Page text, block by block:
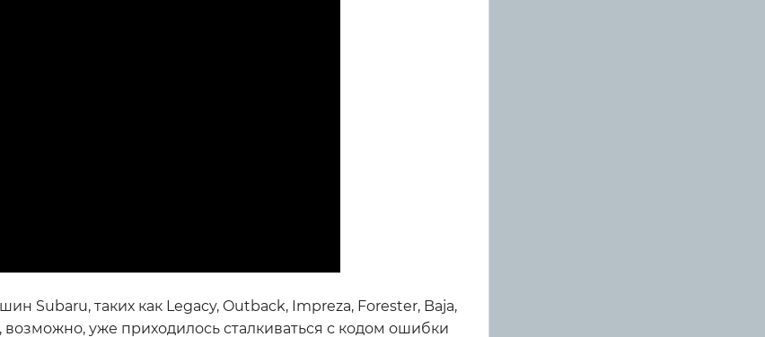
Subaru, таких как Legacy, Outback, Impreza, Forester, Baja,
возможно, уже приходилось сталкиваться с кодом ошибки